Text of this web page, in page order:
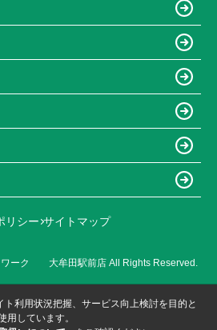
リシー サイトマップ
ワーク 大牟田駅前店 All Rights Reserved.
利用状況把握、サービス向上検討を目的と
用しています。